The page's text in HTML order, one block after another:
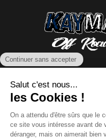
NOUS CONTACTER
INFORMATIONS